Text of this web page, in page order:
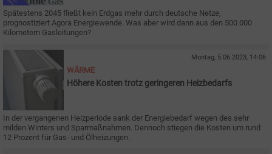
Spätestens 2045 fließt kein Erdgas mehr durch deutsche Netze,
prognostiziert Agora Energiewende. Was aber wird dann aus den 500.000
Kilometern Gasleitungen?
Montag, 5.06.2023, 14:06
WÄRME
Höhere Kosten trotz geringeren Heizbedarfs
In der vergangenen Heizperiode sank der Energiebedarf wegen des sehr
milden Winters und Sparmaßnahmen. Dennoch stiegen die Kosten um rund
12 Prozent für Gas- und Ölheizungen.